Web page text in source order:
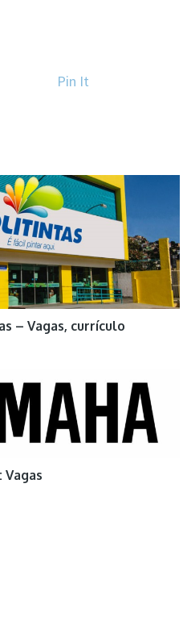
Pin It
– Vagas, currículo
Vagas